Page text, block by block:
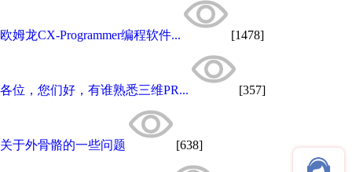
欧姆龙CX-Programmer编程软件... [1478]
各位，您们好，有谁熟悉三维PR... [357]
关于外骨骼的一些问题 [638]